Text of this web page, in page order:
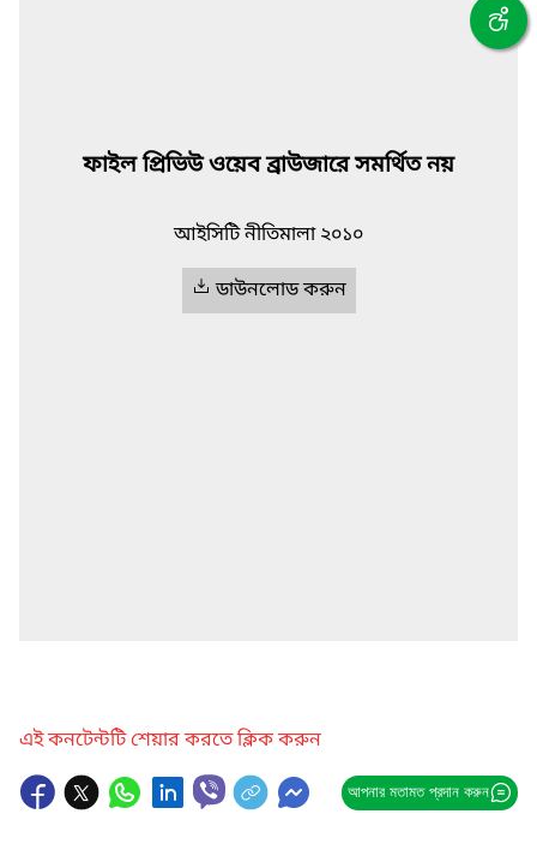
ফাইল প্রিভিউ ওয়েব ব্রাউজারে সমর্থিত নয়
আইসিটি নীতিমালা ২০১০
ডাউনলোড করুন
এই কনটেন্টটি শেয়ার করতে ক্লিক করুন
আপনার মতামত প্রদান করুন